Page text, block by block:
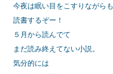
今夜は眠い目をこすりながらも
読書するぞー！
５月から読んでて
まだ読み終えてない小説。
気分的には